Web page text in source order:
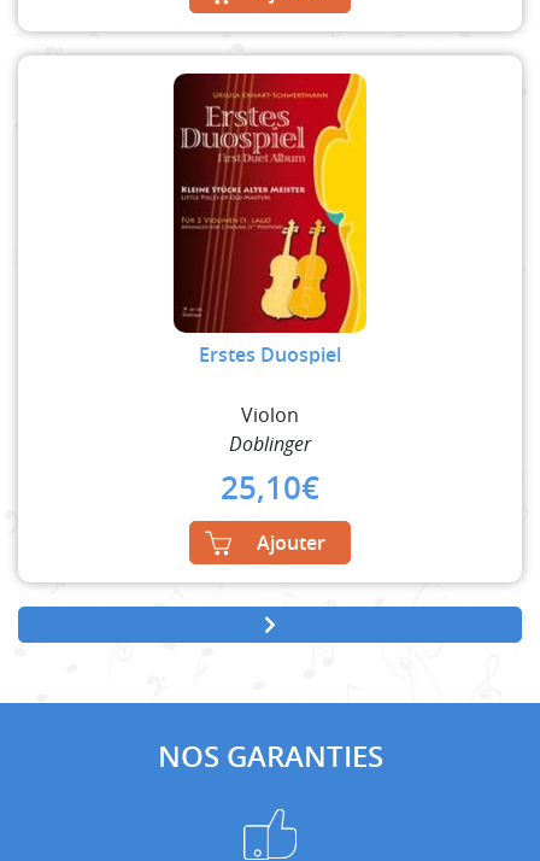
Erstes Duospiel
Violon
Doblinger
25,10€
Ajouter
NOS GARANTIES